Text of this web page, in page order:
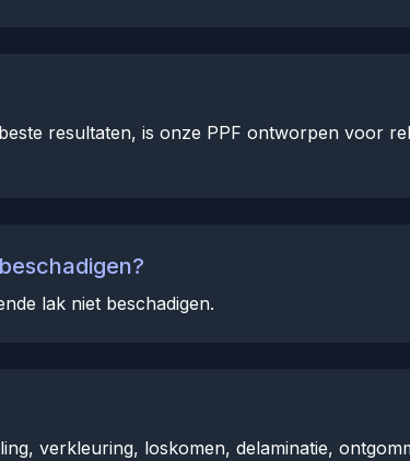
resultaten, is onze PPF ontworpen voor
lak niet beschadigen.
verkleuring, loskomen, delaminatie,